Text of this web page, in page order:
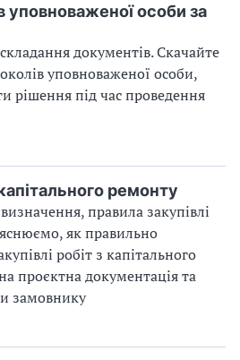
уповноваженої особи за
документів. Скачайте
уповноваженої особи,
під час проведення
ремонту
правила закупівлі
як правильно
робіт з капітального
проєктна документація та
замовнику